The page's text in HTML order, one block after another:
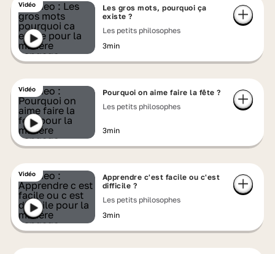
Vidéo
Les gros mots, pourquoi ça
existe ?
Les petits philosophes
3min
Vidéo
Pourquoi on aime faire la fête ?
Les petits philosophes
3min
Vidéo
Apprendre c'est facile ou c'est
difficile ?
Les petits philosophes
3min